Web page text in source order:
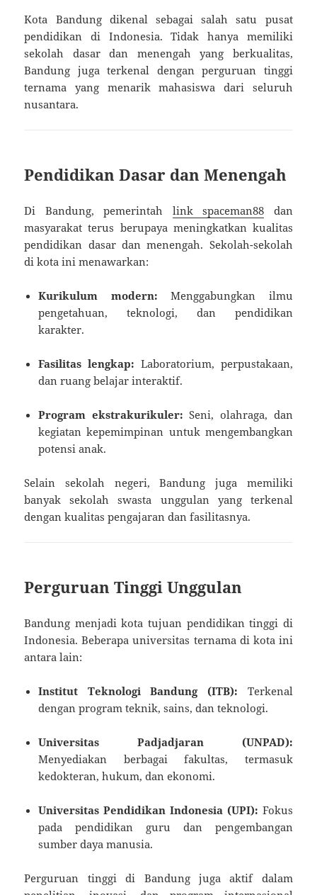
Kota Bandung dikenal sebagai salah satu pusat
pendidikan di Indonesia. Tidak hanya memiliki
sekolah dasar dan menengah yang berkualitas,
Bandung juga terkenal dengan perguruan tinggi
ternama yang menarik mahasiswa dari seluruh
nusantara.
Pendidikan Dasar dan Menengah
Di Bandung, pemerintah link spaceman88 dan
masyarakat terus berupaya meningkatkan kualitas
pendidikan dasar dan menengah. Sekolah-sekolah
di kota ini menawarkan:
Kurikulum modern: Menggabungkan ilmu
pengetahuan, teknologi, dan pendidikan
karakter.
Fasilitas lengkap: Laboratorium, perpustakaan,
dan ruang belajar interaktif.
Program ekstrakurikuler: Seni, olahraga, dan
kegiatan kepemimpinan untuk mengembangkan
potensi anak.
Selain sekolah negeri, Bandung juga memiliki
banyak sekolah swasta unggulan yang terkenal
dengan kualitas pengajaran dan fasilitasnya.
Perguruan Tinggi Unggulan
Bandung menjadi kota tujuan pendidikan tinggi di
Indonesia. Beberapa universitas ternama di kota ini
antara lain:
Institut Teknologi Bandung (ITB): Terkenal
dengan program teknik, sains, dan teknologi.
Universitas Padjadjaran (UNPAD):
Menyediakan berbagai fakultas, termasuk
kedokteran, hukum, dan ekonomi.
Universitas Pendidikan Indonesia (UPI): Fokus
pada pendidikan guru dan pengembangan
sumber daya manusia.
Perguruan tinggi di Bandung juga aktif dalam